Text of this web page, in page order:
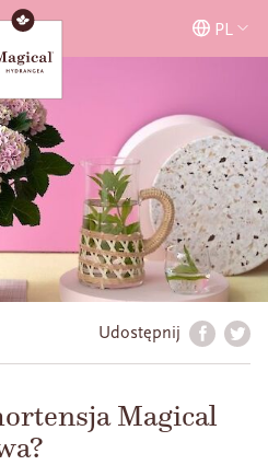
PL
Udostępnij
Magical